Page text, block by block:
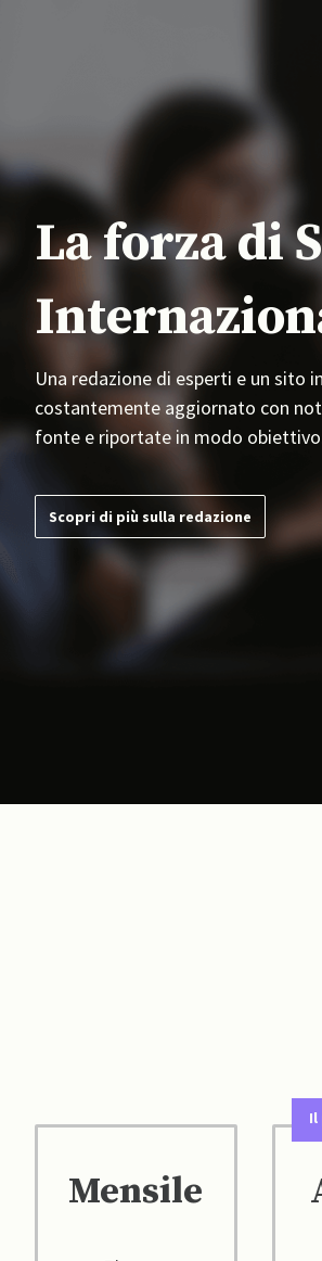
La forza di
Una redazione di esperti e un sito
costantemente aggiornato con
fonte e riportate in modo
Scopri di più sulla redazione
Mensile
Il